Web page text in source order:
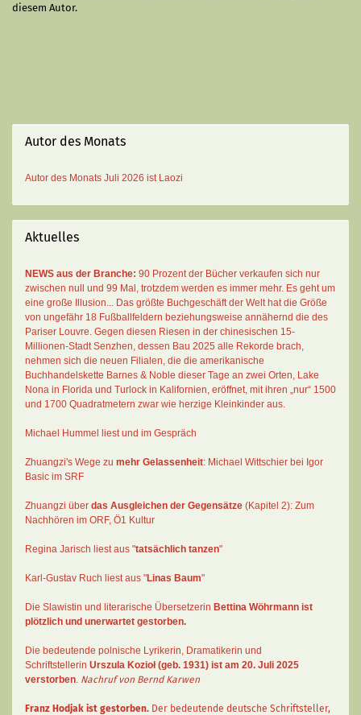
diesem Autor.
Autor des Monats
Autor des Monats Juli 2026 ist Laozi
Aktuelles
NEWS aus der Branche: 90 Prozent der Bücher verkaufen sich nur
zwischen null und 99 Mal , trotzdem werden es immer mehr. Es geht um
eine große Illusion... Das größte Buchgeschäft der Welt hat die Größe
von ungefähr 18 Fußballfeldern beziehungsweise annähernd die des
Pariser Louvre. Gegen diesen Riesen in der chinesischen 15-
Millionen-Stadt Senzhen, dessen Bau 2025 alle Rekorde brach,
nehmen sich die neuen Filialen, die die amerikanische
Buchhandelskette Barnes & Noble dieser Tage an zwei Orten, Lake
Nona in Florida und Turlock in Kalifornien, eröffnet, mit ihren „nur“ 1500
und 1700 Quadratmetern zwar wie herzige Kleinkinder aus.
Michael Hummel liest und im Gespräch
Zhuangzi's Wege zu mehr Gelassenheit: Michael Wittschier bei Igor
Basic im SRF
Zhuangzi über das Ausgleichen der Gegensätze (Kapitel 2): Zum
Nachhören im ORF, Ö1 Kultur
Regina Jarisch liest aus "tatsächlich tanzen"
Karl-Gustav Ruch liest aus "Linas Baum"
Die Slawistin und literarische Übersetzerin Bettina Wöhrmann ist
plötzlich und unerwartet gestorben.
Die bedeutende polnische Lyrikerin, Dramatikerin und
Schriftstellerin Urszula Kozioł (geb. 1931) ist am 20. Juli 2025
verstorben. Nachruf von Bernd Karwen
Franz Hodjak ist gestorben. Der bedeutende deutsche Schriftsteller,